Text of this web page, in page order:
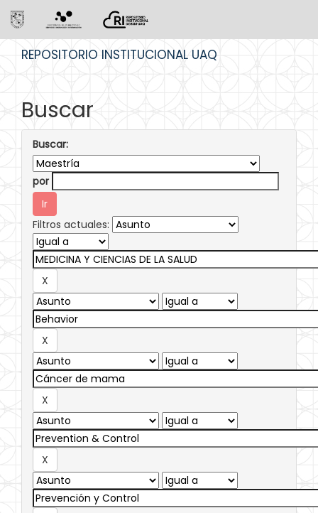
REPOSITORIO INSTITUCIONAL UAQ
Buscar
Buscar:
por
Filtros actuales: